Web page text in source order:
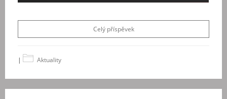
Celý příspěvek
| Aktuality